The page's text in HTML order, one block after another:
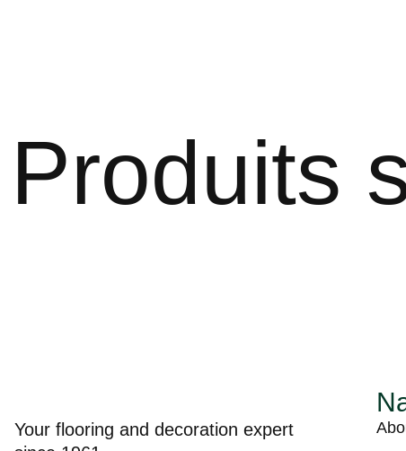
Produits
Your flooring and decoration expert